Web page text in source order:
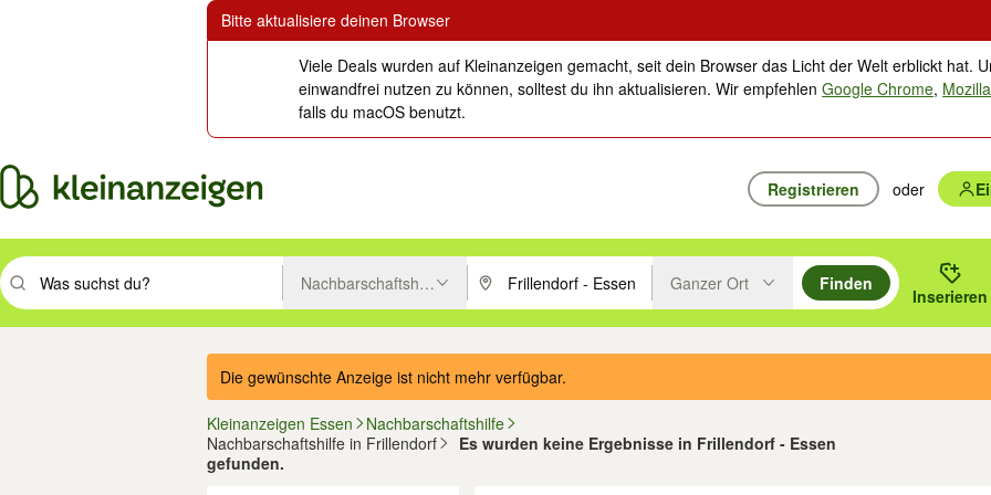
Bitte aktualisiere deinen Browser
Viele Deals wurden auf Kleinanzeigen gemacht, seit dein Browser das Licht der Welt erblickt hat.
einwandfrei nutzen zu können, solltest du ihn aktualisieren. Wir empfehlenGoogle Chrome,
falls du macOS benutzt.
Registrieren oder
Suchbegriff eingeben. Eingabetaste drücken um zu suchen, oder Vorschläge mit den Pfeiltasten nach oben/unten durchsuchen und mit
Nachbarschaftshilfe PLZ oder Ort eingeben. Eingabetaste drücken um zu suchen, oder
Ganzer Ort
Finden
Inserieren
Die gewünschte Anzeige ist nicht mehr verfügbar.
Kleinanzeigen Essen
Nachbarschaftshilfe
Nachbarschaftshilfe in Frillendorf
Es wurden keine Ergebnisse in Frillendorf - Essen
gefunden.